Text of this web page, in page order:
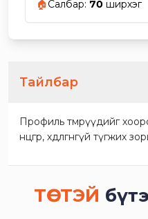
🏠Салбар: 70 ширхэг
Тайлбар
Профиль төмрүүдийг
өнцгөөр, хөдөлгөөнгүй
ТӨСТЭЙ